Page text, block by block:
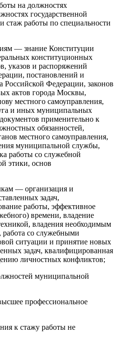
на должностях
государственной
стаж работы по специальности
— знание Конституции
конституционных
указов и распоряжений
постановлений и
Российской Федерации, законов
актов города Москвы,
местного самоуправления,
и иных муниципальных
применительно к
обязанностей,
местного самоуправления,
муниципальной службы,
работы со служебной
этики, основ
— организация и
задач,
работы, эффективное
времени, владение
владения необходимым
со служебными
ситуации и принятие новых
задач, квалифицированная
личностных конфликтов;
муниципальной
профессиональное
к стажу работы не